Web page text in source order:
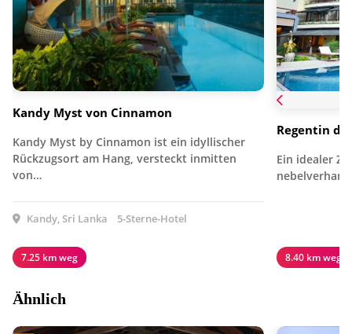
Kandy Myst von Cinnamon
Kandy Myst by Cinnamon ist ein idyllischer
Rückzugsort am Hang, versteckt inmitten
von…
Kandy, Sri Lanka 5-Sterne-Hotel
7.25 km weg
Regentin
Ein idealer
8.40 km weg
Ähnlich